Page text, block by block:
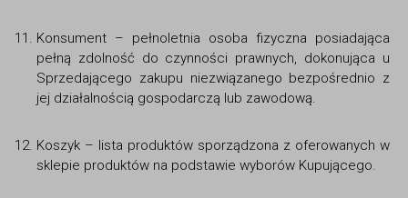
Konsument – pełnoletnia osoba fizyczna posiadająca
pełną zdolność do czynności prawnych, dokonująca u
Sprzedającego zakupu niezwiązanego bezpośrednio z
jej działalnością gospodarczą lub zawodową.
Koszyk – lista produktów sporządzona z oferowanych w
sklepie produktów na podstawie wyborów Kupującego.